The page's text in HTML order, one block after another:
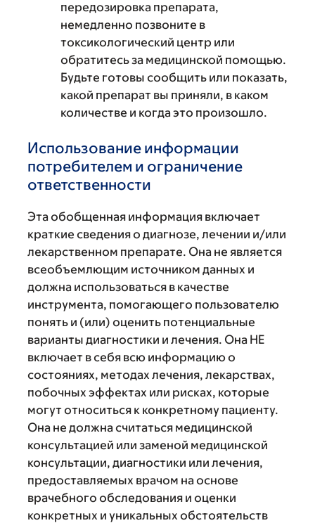
передозировка препарата,
немедленно позвоните в
токсикологический центр или
обратитесь за медицинской помощью.
Будьте готовы сообщить или показать,
какой препарат вы приняли, в каком
количестве и когда это произошло.
Использование информации
потребителем и ограничение
ответственности
Эта обобщенная информация включает
краткие сведения о диагнозе, лечении и/или
лекарственном препарате. Она не является
всеобъемлющим источником данных и
должна использоваться в качестве
инструмента, помогающего пользователю
понять и (или) оценить потенциальные
варианты диагностики и лечения. Она НЕ
включает в себя всю информацию о
состояниях, методах лечения, лекарствах,
побочных эффектах или рисках, которые
могут относиться к конкретному пациенту.
Она не должна считаться медицинской
консультацией или заменой медицинской
консультации, диагностики или лечения,
предоставляемых врачом на основе
врачебного обследования и оценки
конкретных и уникальных обстоятельств